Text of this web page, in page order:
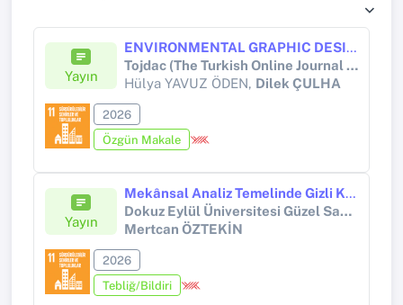
Yayın
ENVIRONMENTAL GRAPHIC DESIGN AND WAYFINDING SYSTEMS IN UNIVERSITY INTERIOR SPACES
Tojdac (The Turkish Online Journal of Design Art and Communication)
Hülya YAVUZ ÖDEN, Dilek ÇULHA
2026
Özgün Makale
Yayın
Mekânsal Analiz Temelinde Gizli Kalmış Bir Mozaik Avlu
Dokuz Eylül Üniversitesi Güzel Sanatlar Fakültesi'nin 50.Yılında: Sanat ve Tasarımın: Dünü, Bugünü ve Yarını Sempozyumu
Mertcan ÖZTEKİN
2026
Tebliğ/Bildiri